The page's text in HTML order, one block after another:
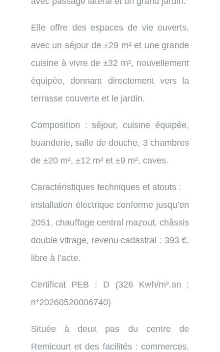
Elle offre des espaces de vie ouverts,
avec un séjour de ±29 m² et une grande
cuisine à vivre de ±32 m², nouvellement
équipée, donnant directement vers la
terrasse couverte et le jardin.
Composition : séjour, cuisine équipée,
buanderie, salle de douche, 3 chambres
de ±20 m², ±12 m² et ±9 m², caves.
Caractéristiques techniques et atouts :
installation électrique conforme jusqu’en
2051, chauffage central mazout, châssis
double vitrage, revenu cadastral : 393 €,
libre à l’acte.
Certificat PEB : D (326 Kwh/m².an ;
n°20260520006740)
Située à deux pas du centre de
Remicourt et des facilités : commerces,